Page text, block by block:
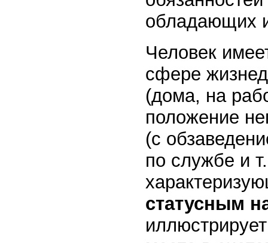
обладающих
Человек
сфере
(дома, на
положение
(с
по службе и
статусным